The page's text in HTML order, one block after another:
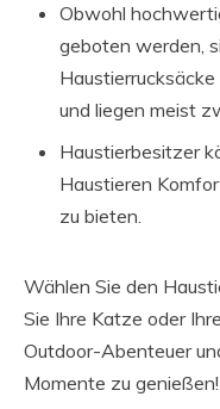
Obwohl
geboten werden,
und liegen meist
Haustierbesitzer
Haustieren
zu bieten.
Wählen Sie den
Sie Ihre Katze oder
Outdoor-Abenteuer
Momente zu genießen!